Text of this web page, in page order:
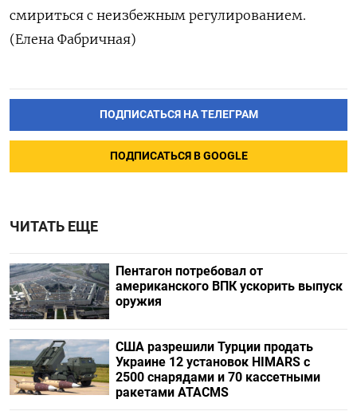
смириться с неизбежным регулированием.
(Елена Фабричная)
ПОДПИСАТЬСЯ НА ТЕЛЕГРАМ
ПОДПИСАТЬСЯ В GOOGLE
ЧИТАТЬ ЕЩЕ
Пентагон потребовал от
американского ВПК ускорить выпуск
оружия
США разрешили Турции продать
Украине 12 установок HIMARS с
2500 снарядами и 70 кассетными
ракетами ATACMS